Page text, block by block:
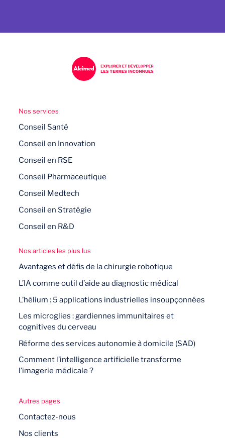
Nos services
Conseil Santé
Conseil en Innovation
Conseil en RSE
Conseil Pharmaceutique
Conseil Medtech
Conseil en Stratégie
Conseil en R&D
Nos articles les plus lus
Avantages et défis de la chirurgie robotique
L’IA comme outil d’aide au diagnostic médical
L’hélium : 5 applications industrielles insoupçonnées
Les microglies : gardiennes immunitaires et
cognitives du cerveau
Réforme des services autonomie à domicile (SAD)
Comment l’intelligence artificielle transforme
l’imagerie médicale ?
Autres pages
Contactez-nous
Nos clients